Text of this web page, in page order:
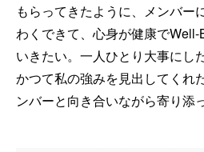
もらってきたように、メンバー
わくできて、心身が健康で
いきたい。一人ひとり大事にし
かつて私の強みを見出してくれ
ンバーと向き合いながら寄り添